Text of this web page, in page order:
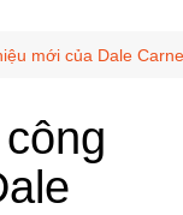
mới của Dale